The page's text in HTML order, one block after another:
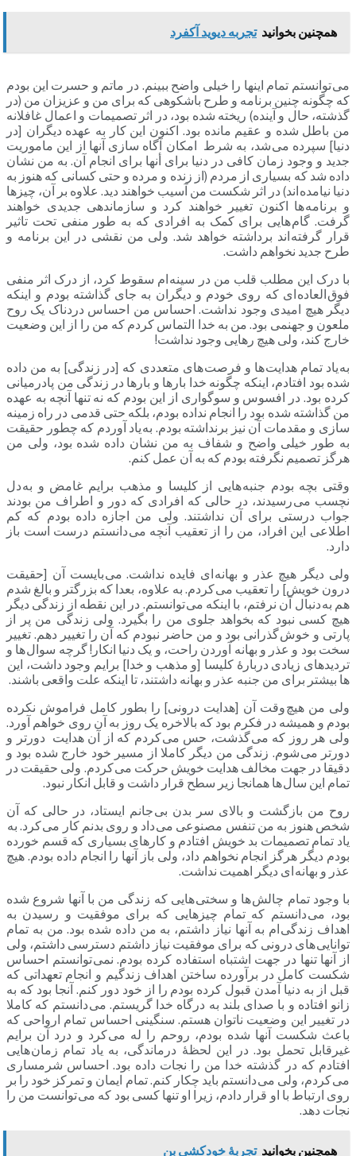
همچنین بخوانید تجربه دیوید آکفرد
می توانستم تمام اینها را خیلی واضح ببینم. در ماتم و حسرت این بودم
که چگونه چنین برنامه و طرح باشکوهی که برای من و عزیزان من (در
گذشته، حال و آینده) ریخته شده بود، در اثر تصمیمات و اعمال غافلانه
من باطل شده و عقیم مانده بود. اکنون این کار به عهده دیگران [در
دنیا] سپرده می شد، به شرط امکان آگاه سازی آنها از این ماموریت
جدید و وجود زمان کافی در دنیا برای أنها برای انجام آن. به من نشان
داده شد که بسیاری از مردم (از زنده و مرده و حتی کسانی که هنوز به
دنیا نیامده اند) در اثر شکست من آسیب خواهند دید. علاوه بر آن، چیزها
و برنامه ها اکنون تغییر خواهند کرد و سازماندهی جدیدی خواهند
گرفت. گام هایی برای کمک به افرادی که به طور منفی تحت تاثیر
قرار گرفته اند برداشته خواهد شد. ولی من نقشی در این برنامه و
طرح جدید نخواهم داشت.
با درک این مطلب قلب من در سینه ام سقوط کرد، از درک اثر منفی
فوق العاده ای که روی خودم و دیگران به جای گذاشته بودم و اینکه
دیگر هیچ امیدی وجود نداشت. احساس من احساس دردناک یک روح
ملعون و جهنمی بود. من به خدا التماس کردم که من را از این وضعیت
خارج کند، ولی هیچ رهایی وجود نداشت!
به یاد تمام هدایت ها و فرصت های متعددی که [در زندگی] به من داده
شده بود افتادم، اینکه چگونه خدا بارها و بارها در زندگی من پادرمیانی
کرده بود. در افسوس و سوگواری از این بودم که نه تنها آنچه به عهده
من گذاشته شده بود را انجام نداده بودم، بلکه حتی قدمی در راه زمینه
سازی و مقدمات آن نیز برنداشته بودم. به یاد آوردم که چطور حقیقت
به طور خیلی واضح و شفاف به من نشان داده شده بود، ولی من
هرگز تصمیم نگرفته بودم که به آن عمل کنم.
وقتی بچه بودم جنبه هایی از کلیسا و مذهب برایم غامض و به دل
نچسب می رسیدند، در حالی که افرادی که دور و اطراف من بودند
جواب درستی برای آن نداشتند. ولی من اجازه داده بودم که کم
اطلاعی این افراد، من را از تعقیب آنچه می دانستم درست است باز
دارد.
ولی دیگر هیچ عذر و بهانه ای فایده نداشت. می بایست آن [حقیقت
درون خویش] را تعقیب می کردم. به علاوه، بعدا که بزرگتر و بالغ شدم
هم به دنبال آن نرفتم، با اینکه می توانستم. در این نقطه از زندگی دیگر
هیچ کسی نبود که بخواهد جلوی من را بگیرد. ولی زندگی من پر از
پارتی و خوش گذرانی بود و من حاضر نبودم که آن را تغییر دهم. تغییر
سخت بود و عذر و بهانه آوردن راحت، و یک دنیا انکار! گرچه سوال ها و
تردیدهای زیادی دربارۀ کلیسا [و مذهب و خدا] برایم وجود داشت، این
ها بیشتر برای من جنبه عذر و بهانه داشتند، تا اینکه علت واقعی باشند.
ولی من هیچ وقت آن [هدایت درونی] را بطور کامل فراموش نکرده
بودم و همیشه در فکرم بود که بالاخره یک روز به آن روی خواهم آورد.
ولی هر روز که می گذشت، حس می کردم که از آن هدایت دورتر و
دورتر می شوم. زندگی من دیگر کاملا از مسیر خود خارج شده بود و
دقیقا در جهت مخالف هدایت خویش حرکت می کردم. ولی حقیقت در
تمام این سال ها همانجا زیر سطح قرار داشت و قابل انکار نبود.
روح من بازگشت و بالای سر بدن بی جانم ایستاد، در حالی که آن
شخص هنوز به من تنفس مصنوعی می داد و روی بدنم کار می کرد. به
یاد تمام تصمیمات بد خویش افتادم و کارهای بسیاری که قسم خورده
بودم دیگر هرگز انجام نخواهم داد، ولی باز آنها را انجام داده بودم. هیچ
عذر و بهانه ای دیگر اهمیت نداشت.
با وجود تمام چالش ها و سختی هایی که زندگی من با آنها شروع شده
بود، می دانستم که تمام چیزهایی که برای موفقیت و رسیدن به
اهداف زندگی ام به آنها نیاز داشتم، به من داده شده بود. من به تمام
توانایی های درونی که برای موفقیت نیاز داشتم دسترسی داشتم، ولی
از آنها تنها در جهت اشتباه استفاده کرده بودم. نمی توانستم احساس
شکست کامل در برآورده ساختن اهداف زندگیم و انجام تعهداتی که
قبل از به دنیا آمدن قبول کرده بودم را از خود دور کنم. آنجا بود که به
زانو افتاده و با صدای بلند به درگاه خدا گریستم. می دانستم که کاملا
در تغییر این وضعیت ناتوان هستم. سنگینی احساس تمام ارواحی که
باعث شکست آنها شده بودم، روحم را له می کرد و درد آن برایم
غیرقابل تحمل بود. در این لحظۀ درماندگی، به یاد تمام زمان هایی
افتادم که در گذشته خدا من را نجات داده بود. احساس شرمساری
می کردم، ولی می دانستم باید چکار کنم. تمام ایمان و تمرکز خود را بر
روی ارتباط با او قرار دادم، زیرا او تنها کسی بود که می توانست من را
نجات دهد.
همچنین بخوانید تجربۀ خودکشی بن